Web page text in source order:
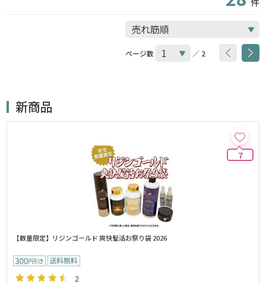
ページ数 ／ 2
新商品
7
【数量限定】リジンゴールド 爽快髪活お祭り袋 2026
2